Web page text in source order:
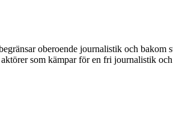
oberoende journalistik och bakom
som kämpar för en fri journalistik